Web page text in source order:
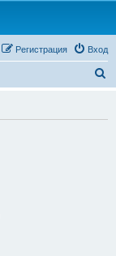
Вход
Регистрация